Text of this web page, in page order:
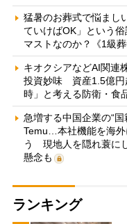
猛暑のお葬式で悩まし
ていけばOK」という
マストなのか？《1級
キオクシアなどAI関連
投資妙味 資産1.5億円
時」と考える防衛・食
急増する中国企業の“
Temu…本社機能を海外
う 現地人を隠れ蓑に
懸念も
ランキング